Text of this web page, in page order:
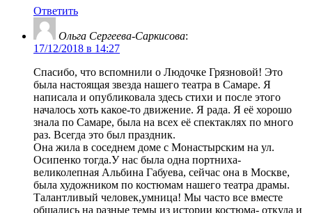
Ответить
Ольга Сергеева-Саркисова:
17/12/2018 в 14:27
Спасибо, что вспомнили о Людочке Грязновой! Это
была настоящая звезда нашего театра в Самаре. Я
написала и опубликовала здесь стихи и после этого
началось хоть какое-то движение. Я рада. Я её хорошо
знала по Самаре, была на всех её спектаклях по много
раз. Всегда это был праздник.
Она жила в соседнем доме с Монастырским на ул.
Осипенко тогда.У нас была одна портниха-
великолепная Альбина Габуева, сейчас она в Москве,
была художником по костюмам нашего театра драмы.
Талантливый человек,умница! Мы часто все вместе
общались на разные темы из истории костюма- откуда и